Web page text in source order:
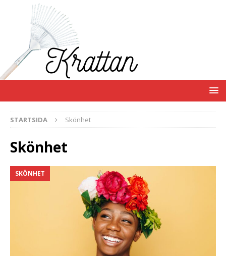
STARTSIDA Skönhet
Skönhet
SKÖNHET